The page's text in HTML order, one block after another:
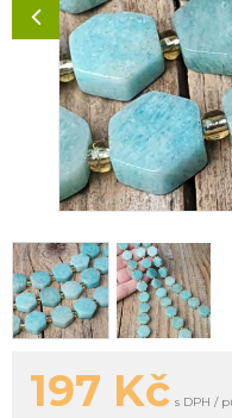
197 Kč s DPH /